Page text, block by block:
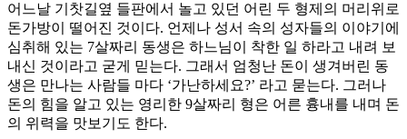
어느날 기찻길옆 들판에서 놀고 있던 어린 두 형제의 머리위로
돈가방이 떨어진 것이다. 언제나 성서 속의 성자들의 이야기에
심취해 있는 7살짜리 동생은 하느님이 착한 일 하라고 내려 보
내신 것이라고 굳게 믿는다. 그래서 엄청난 돈이 생겨버린 동
생은 만나는 사람들 마다 ‘가난하세요?’ 라고 묻는다. 그러나
돈의 힘을 알고 있는 영리한 9살짜리 형은 어른 흉내를 내며 돈
의 위력을 맛보기도 한다.